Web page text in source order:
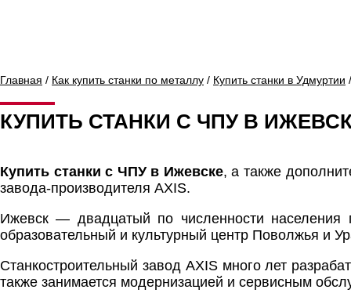
Главная / Как купить станки по металлу / Купить станки в Удмуртии
КУПИТЬ СТАНКИ С ЧПУ В
Купить станки с ЧПУ в Ижевске, а также
завода-производителя AXIS.
Ижевск — двадцатый по численности населения
образовательный и культурный центр Поволжья и
Станкостроительный завод AXIS много лет
также занимается модернизацией и сервисным